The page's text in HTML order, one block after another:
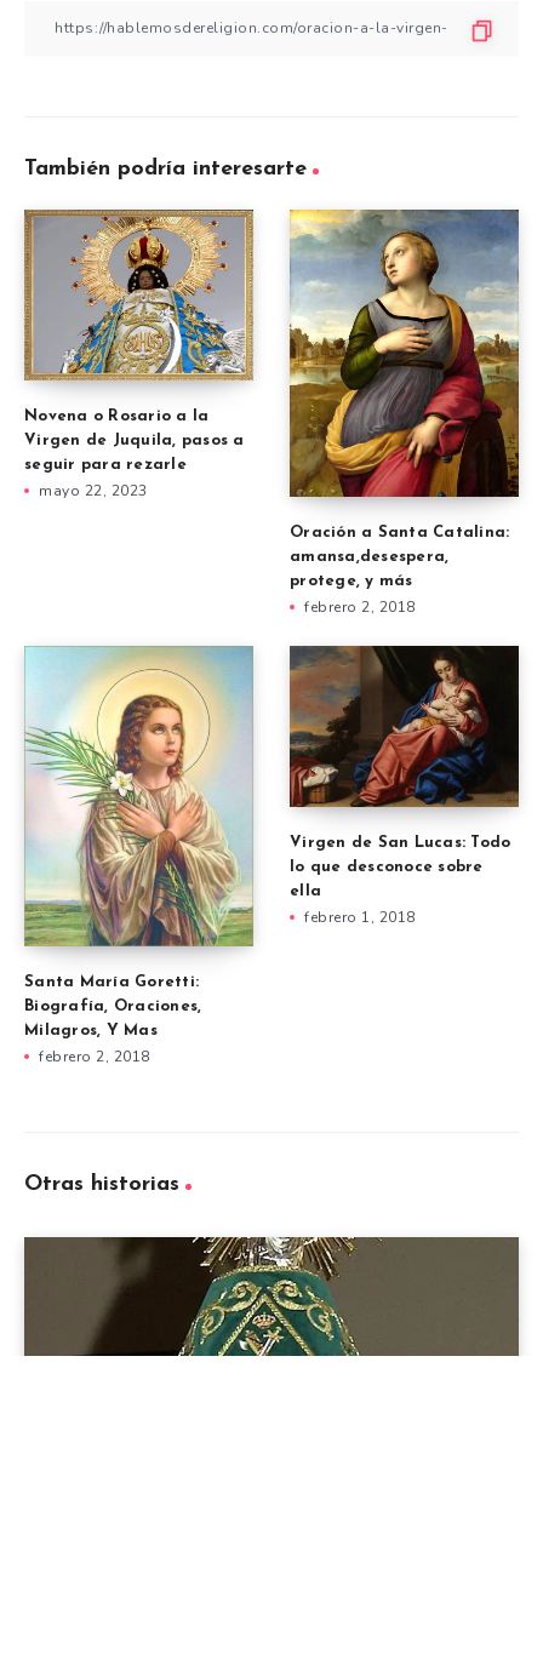
También podría interesarte
Novena o Rosario a la
Virgen de Juquila, pasos a
seguir para rezarle
mayo 22, 2023
Oración a Santa Catalina:
amansa,desespera,
protege, y más
febrero 2, 2018
Santa María Goretti:
Biografía, Oraciones,
Milagros, Y Mas
febrero 2, 2018
Virgen de San Lucas: Todo
lo que desconoce sobre
ella
febrero 1, 2018
Otras historias